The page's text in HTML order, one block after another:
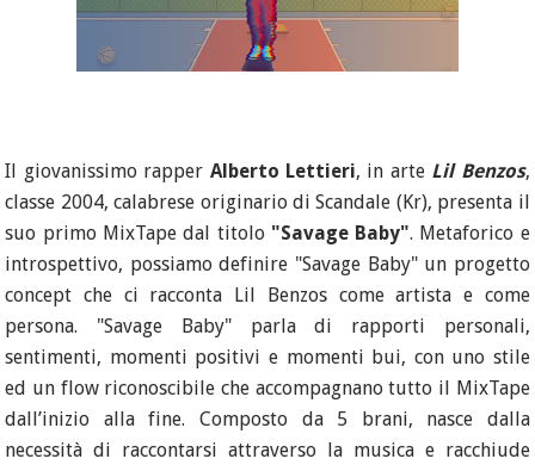
Il giovanissimo rapper Alberto Lettieri, in arte Lil Benzos,
classe 2004, calabrese originario di Scandale (Kr), presenta il
suo primo MixTape dal titolo "Savage Baby". Metaforico e
introspettivo, possiamo definire "Savage Baby" un progetto
concept che ci racconta Lil Benzos come artista e come
persona. "Savage Baby" parla di rapporti personali,
sentimenti, momenti positivi e momenti bui, con uno stile
ed un flow riconoscibile che accompagnano tutto il MixTape
dall’inizio alla fine. Composto da 5 brani, nasce dalla
necessità di raccontarsi attraverso la musica e racchiude